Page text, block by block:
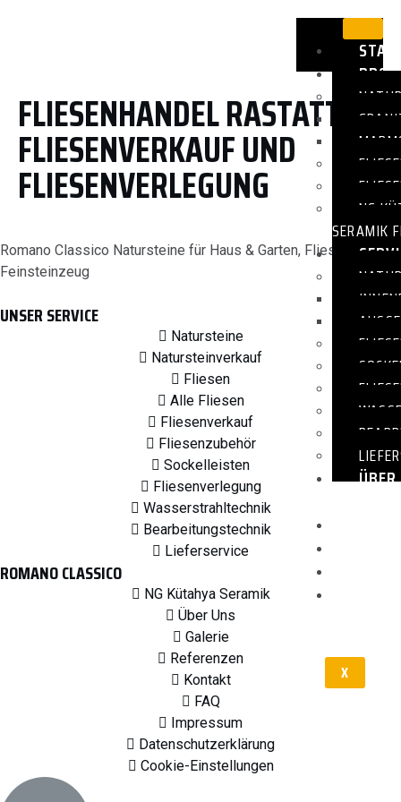
NG
SERAMIK
ÜBER
X
FLIESENHANDEL RASTATT
FLIESENVERKAUF UND
FLIESENVERLEGUNG
Romano Classico Natursteine für Haus & Garten, Fliesen –
Feinsteinzeug
UNSER SERVICE
Natursteine
Natursteinverkauf
Fliesen
Alle Fliesen
Fliesenverkauf
Fliesenzubehör
Sockelleisten
Fliesenverlegung
Wasserstrahltechnik
Bearbeitungstechnik
Lieferservice
ROMANO CLASSICO
NG Kütahya Seramik
Über Uns
Galerie
Referenzen
Kontakt
FAQ
Impressum
Datenschutzerklärung
Cookie-Einstellungen